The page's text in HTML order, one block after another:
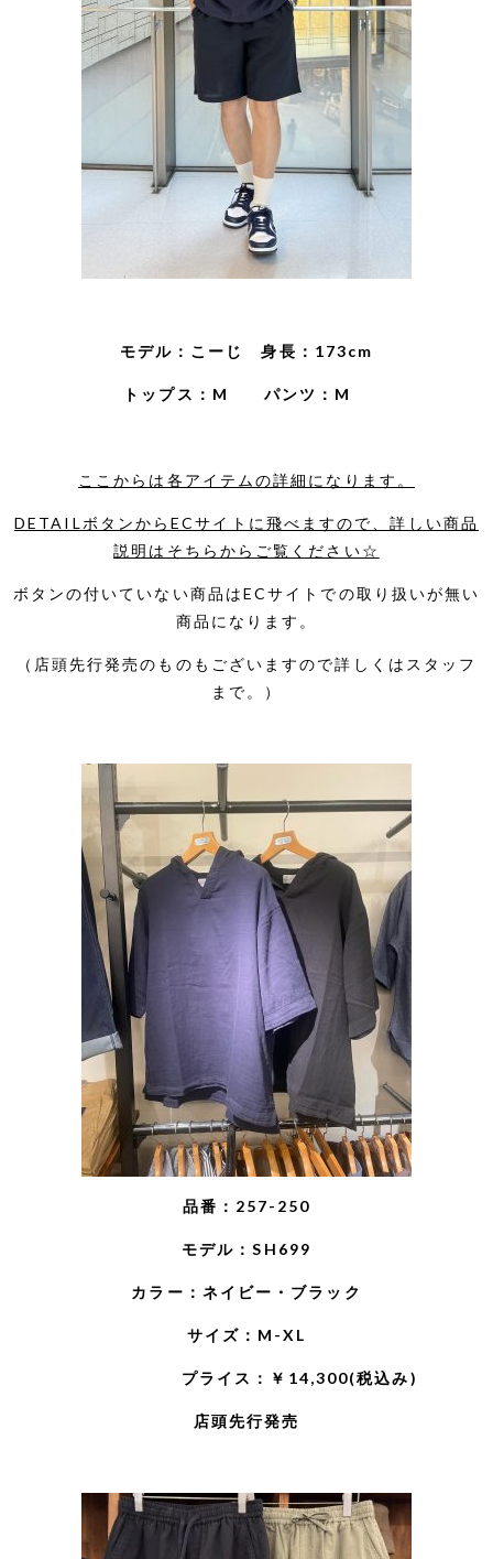
モデル：こーじ 身長：173cm
トップス：M パンツ：M
ここからは各アイテムの詳細になります。
DETAILボタンからECサイトに飛べますので、詳しい商品
説明はそちらからご覧ください☆
ボタンの付いていない商品はECサイトでの取り扱いが無い
商品になります。
（店頭先行発売のものもございますので詳しくはスタッフ
まで。）
品番：257-250
モデル：SH699
カラー：ネイビー・ブラック
サイズ：M-XL
プライス：￥14,300(税込み)
店頭先行発売